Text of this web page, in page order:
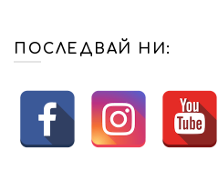
ПОСЛЕДВАЙ НИ: